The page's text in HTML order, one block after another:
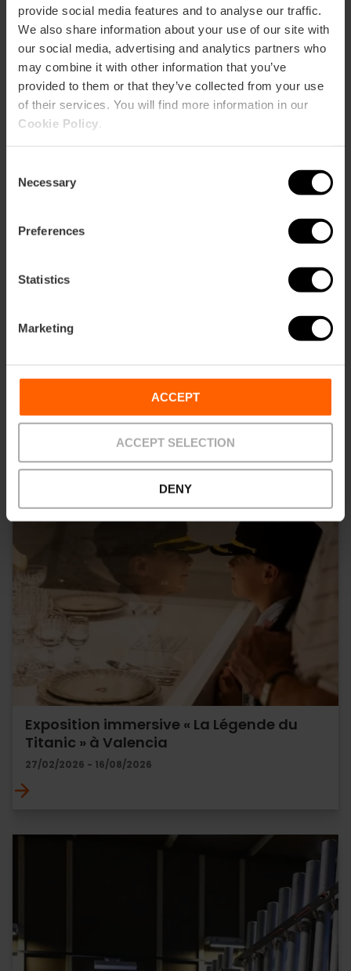
provide social media features and to analyse our traffic.
We also share information about your use of our site with
our social media, advertising and analytics partners who
may combine it with other information that you’ve
provided to them or that they’ve collected from your use
of their services. You will find more information in our
Cookie Policy
Selection
Necessary
Preferences
Statistics
Marketing
ACCEPT
ACCEPT SELECTION
DENY
Directions
Vous pouvez aussi être intéressé
Exposition immersive « La Légende du
Titanic » à Valencia
27/02/2026 - 16/08/2026